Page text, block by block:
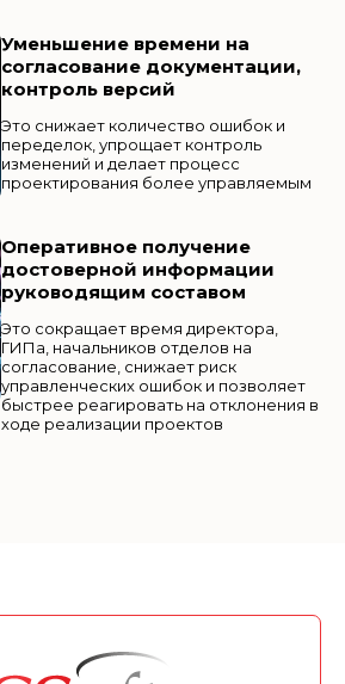
Уменьшение времени на
согласование документации,
контроль версий
Это снижает количество ошибок и
переделок, упрощает контроль
изменений и делает процесс
проектирования более управляемым
Оперативное получение
достоверной информации
руководящим составом
Это сокращает время директора,
ГИПа, начальников отделов на
согласование, снижает риск
управленческих ошибок и позволяет
быстрее реагировать на отклонения в
ходе реализации проектов